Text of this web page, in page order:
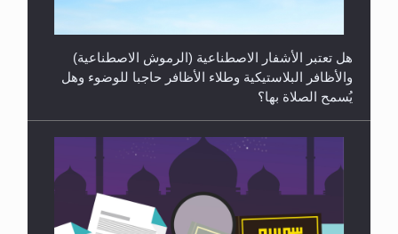
هل تعتبر الأشفار الاصطناعية (الرموش الاصطناعية)
والأظافر البلاستيكية وطلاء الأظافر حاجبا للوضوء وهل
يُسمح الصلاة بها؟